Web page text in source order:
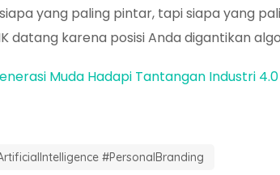
yang paling pintar, tapi siapa yang
datang karena posisi Anda digantikan
Muda Hadapi Tantangan Industri 4.0
#PersonalBranding